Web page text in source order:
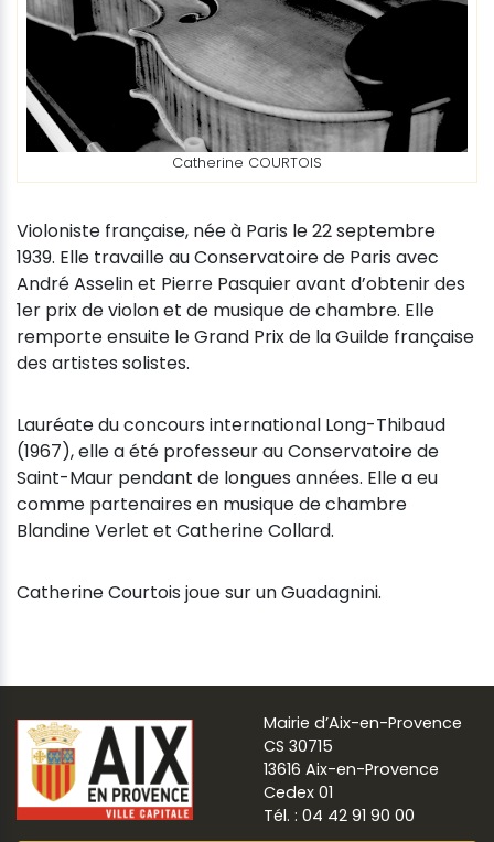
Catherine COURTOIS
Violoniste française, née à Paris le 22 septembre
1939. Elle travaille au Conservatoire de Paris avec
André Asselin et Pierre Pasquier avant d’obtenir des
1er prix de violon et de musique de chambre. Elle
remporte ensuite le Grand Prix de la Guilde française
des artistes solistes.
Lauréate du concours international Long-Thibaud
(1967), elle a été professeur au Conservatoire de
Saint-Maur pendant de longues années. Elle a eu
comme partenaires en musique de chambre
Blandine Verlet et Catherine Collard.
Catherine Courtois joue sur un Guadagnini.
Mairie d’Aix-en-Provence
CS 30715
13616 Aix-en-Provence
Cedex 01
Tél. : 04 42 91 90 00